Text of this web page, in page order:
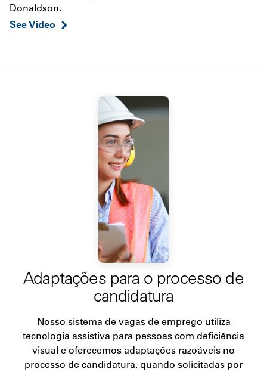
Donaldson.
See Video
Adaptações para o processo de
candidatura
Nosso sistema de vagas de emprego utiliza
tecnologia assistiva para pessoas com deficiência
visual e oferecemos adaptações razoáveis no
processo de candidatura, quando solicitadas por